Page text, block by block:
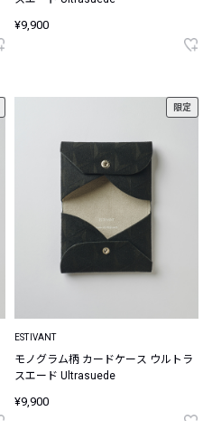
¥9,900
限定
ESTIVANT
モノグラム柄 カードケース ウルトラ
スエード Ultrasuede
¥9,900